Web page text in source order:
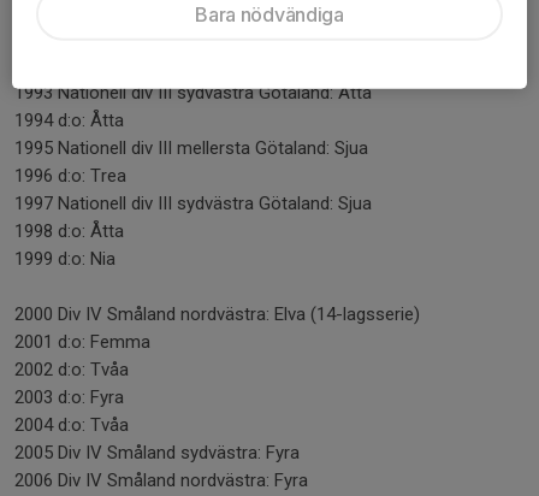
1993 Nationell div III sydvästra Götaland: Åtta
1994 d:o: Åtta
1995 Nationell div III mellersta Götaland: Sjua
1996 d:o: Trea
1997 Nationell div III sydvästra Götaland: Sjua
1998 d:o: Åtta
1999 d:o: Nia
2000 Div IV Småland nordvästra: Elva (14-lagsserie)
2001 d:o: Femma
2002 d:o: Tvåa
2003 d:o: Fyra
2004 d:o: Tvåa
2005 Div IV Småland sydvästra: Fyra
2006 Div IV Småland nordvästra: Fyra
Bara nödvändiga